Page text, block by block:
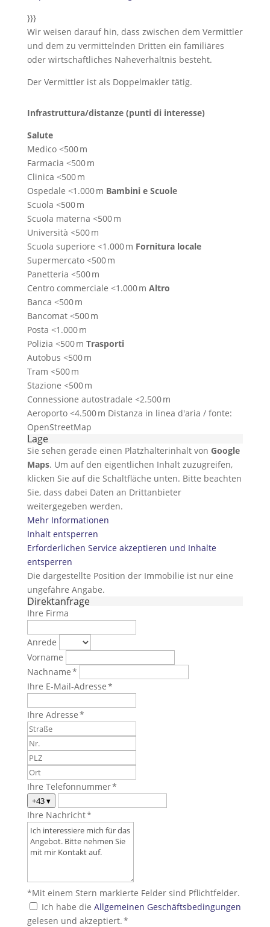
}}}
Wir weisen darauf hin, dass zwischen dem Vermittler
und dem zu vermittelnden Dritten ein familiäres
oder wirtschaftliches Naheverhältnis besteht.
Der Vermittler ist als Doppelmakler tätig.
Infrastruttura/distanze (punti di interesse)
Salute
Medico <500 m
Farmacia <500 m
Clinica <500 m
Ospedale <1.000 m Bambini e Scuole
Scuola <500 m
Scuola materna <500 m
Università <500 m
Scuola superiore <1.000 m Fornitura locale
Supermercato <500 m
Panetteria <500 m
Centro commerciale <1.000 m Altro
Banca <500 m
Bancomat <500 m
Posta <1.000 m
Polizia <500 m Trasporti
Autobus <500 m
Tram <500 m
Stazione <500 m
Connessione autostradale <2.500 m
Aeroporto <4.500 m Distanza in linea d'aria / fonte:
OpenStreetMap
Lage
Sie sehen gerade einen Platzhalterinhalt von Google
Maps. Um auf den eigentlichen Inhalt zuzugreifen,
klicken Sie auf die Schaltfläche unten. Bitte beachten
Sie, dass dabei Daten an Drittanbieter
weitergegeben werden.
Mehr Informationen
Inhalt entsperren
Erforderlichen Service akzeptieren und Inhalte
entsperren
Die dargestellte Position der Immobilie ist nur eine
ungefähre Angabe.
Direktanfrage
Ihre Firma
Anrede
Vorname
Nachname *
Ihre E-Mail-Adresse *
Ihre Adresse *
Ihre Telefonnummer *
+43▾
Ihre Nachricht *
*Mit einem Stern markierte Felder sind Pflichtfelder.
Ich habe die Allgemeinen Geschäftsbedingungen
gelesen und akzeptiert. *